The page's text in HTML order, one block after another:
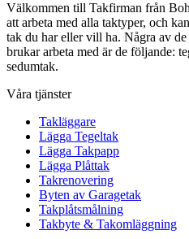
Välkommen till Takfirman från
att arbeta med alla taktyper, och
tak du har eller vill ha. Några av
brukar arbeta med är de följande:
sedumtak.
Våra tjänster
Takläggare
Lägga Tegeltak
Lägga Takpapp
Lägga Plåttak
Takrenovering
Byten av Garagetak
Takplåtsmålning
Takbyte & Takomläggning